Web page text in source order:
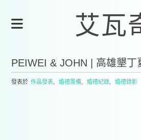
PEIWEI & JOHN | 高雄墾丁
發表於 作品發表 婚禮籌備 婚禮紀錄 婚禮錄影